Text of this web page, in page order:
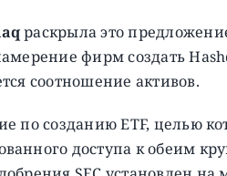
раскрыла это
фирм создать
соотношение активов.
по созданию ETF, целью
доступа к обеим